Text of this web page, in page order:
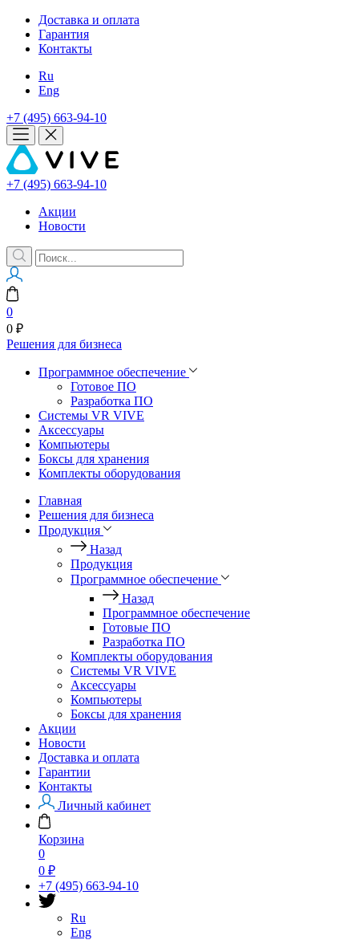
Доставка и оплата
Гарантия
Контакты
Ru
Eng
+7 (495) 663-94-10
+7 (495) 663-94-10
Акции
Новости
0
0 ₽
Решения для бизнеса
Программное обеспечение
Готовое ПО
Разработка ПО
Системы VR VIVE
Аксессуары
Компьютеры
Боксы для хранения
Комплекты оборудования
Главная
Решения для бизнеса
Продукция
Назад
Продукция
Программное обеспечение
Назад
Программное обеспечение
Готовые ПО
Разработка ПО
Комплекты оборудования
Системы VR VIVE
Аксессуары
Компьютеры
Боксы для хранения
Акции
Новости
Доставка и оплата
Гарантии
Контакты
Личный кабинет
Корзина
0
0 ₽
+7 (495) 663-94-10
Ru
Eng